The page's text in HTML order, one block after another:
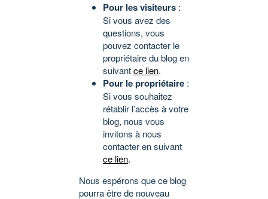
Pour les visiteurs :
Si vous avez des
questions, vous
pouvez contacter le
propriétaire du blog en
suivantce lien.
Pour le propriétaire :
Si vous souhaitez
rétablir l’accès à votre
blog, nous vous
invitons à nous
contacter en suivant
ce lien.
Nous espérons que ce blog
pourra être de nouveau